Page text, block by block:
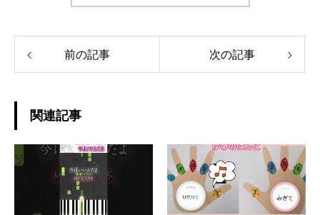
前の記事 次の記事
関連記事